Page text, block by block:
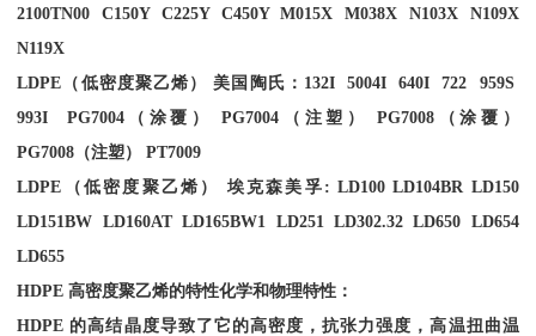
2100TN00 C150Y C225Y C450Y M015X M038X N103X N109X
N119X
LDPE （低密度聚乙烯） 美国陶氏： 132I 5004I 640I 722 959S
993I PG7004（涂覆）PG7004 （注塑）PG7008 （涂覆）
PG7008 （注塑）
PT7009
LDPE （低密度聚乙烯） 埃克森美孚 : LD100 LD104BR LD150
LD151BW LD160AT LD165BW1 LD251 LD302.32 LD650 LD654
LD655
HDPE高密度聚乙烯的特性化学和物理特性：
HDPE 的高结晶度导致了它的高密度，抗张力强度，高温扭曲温